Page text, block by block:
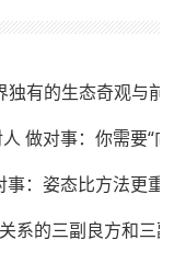
有的生态奇观与前
做对事：你需要“向
事：姿态比方法更重要!
系的三副良方和三副